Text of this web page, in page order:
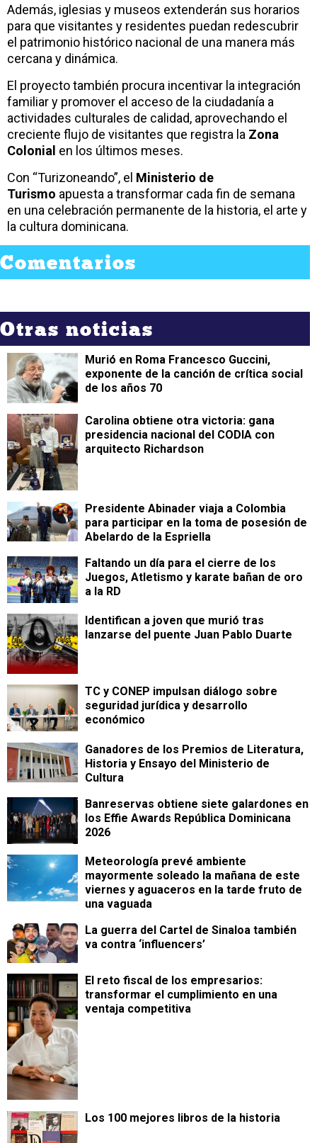
Además, iglesias y museos extenderán sus horarios
para que visitantes y residentes puedan redescubrir
el patrimonio histórico nacional de una manera más
cercana y dinámica.
El proyecto también procura incentivar la integración
familiar y promover el acceso de la ciudadanía a
actividades culturales de calidad, aprovechando el
creciente flujo de visitantes que registra la Zona
Colonial en los últimos meses.
Con “Turizoneando”, el Ministerio de
Turismo apuesta a transformar cada fin de semana
en una celebración permanente de la historia, el arte y
la cultura dominicana.
Comentarios
Otras noticias
Murió en Roma Francesco Guccini,
exponente de la canción de crítica social
de los años 70
Carolina obtiene otra victoria: gana
presidencia nacional del CODIA con
arquitecto Richardson
Presidente Abinader viaja a Colombia
para participar en la toma de posesión de
Abelardo de la Espriella
Faltando un día para el cierre de los
Juegos, Atletismo y karate bañan de oro
a la RD
Identifican a joven que murió tras
lanzarse del puente Juan Pablo Duarte
TC y CONEP impulsan diálogo sobre
seguridad jurídica y desarrollo
económico
Ganadores de los Premios de Literatura,
Historia y Ensayo del Ministerio de
Cultura
Banreservas obtiene siete galardones en
los Effie Awards República Dominicana
2026
Meteorología prevé ambiente
mayormente soleado la mañana de este
viernes y aguaceros en la tarde fruto de
una vaguada
La guerra del Cartel de Sinaloa también
va contra ‘influencers’
​El reto fiscal de los empresarios:
transformar el cumplimiento en una
ventaja competitiva
Los 100 mejores libros de la historia